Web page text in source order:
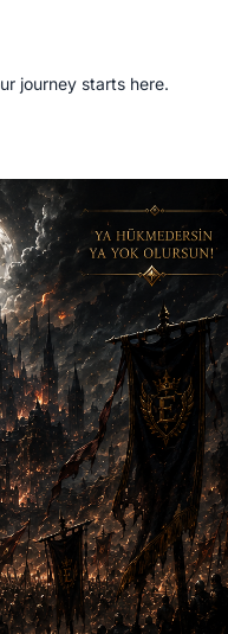
journey starts here.